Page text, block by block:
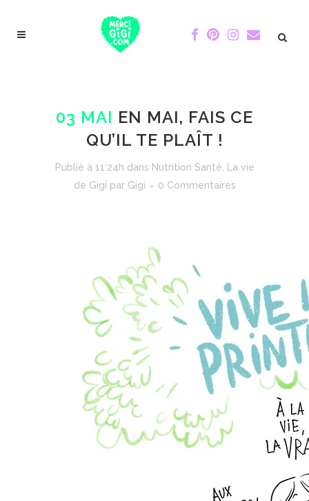
03 MAI EN MAI, FAIS CE
QU’IL TE PLAÎT !
Publié à 11:24h dans Nutrition Santé
La vie
de Gigi par Gigi 0 Commentaires